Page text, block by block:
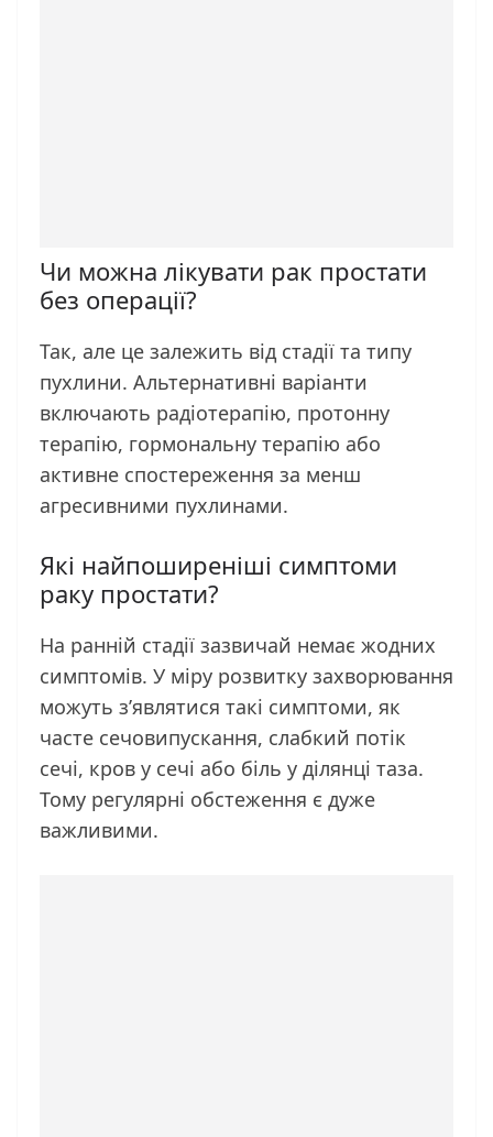
Чи можна лікувати рак простати
без операції?
Так, але це залежить від стадії та типу
пухлини. Альтернативні варіанти
включають радіотерапію, протонну
терапію, гормональну терапію або
активне спостереження за менш
агресивними пухлинами.
Які найпоширеніші симптоми
раку простати?
На ранній стадії зазвичай немає жодних
симптомів. У міру розвитку захворювання
можуть з’являтися такі симптоми, як
часте сечовипускання, слабкий потік
сечі, кров у сечі або біль у ділянці таза.
Тому регулярні обстеження є дуже
важливими.